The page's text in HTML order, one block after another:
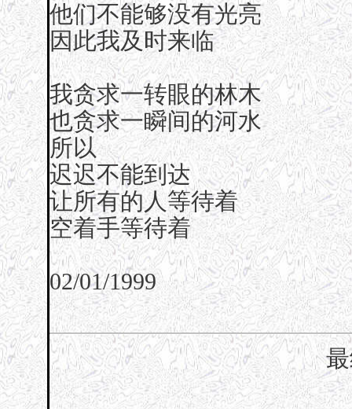
他们不能够没有光亮
因此我及时来临
我贪求一转眼的林木
也贪求一瞬间的河水
所以
迟迟不能到达
让所有的人等待着
空着手等待着
02/01/1999